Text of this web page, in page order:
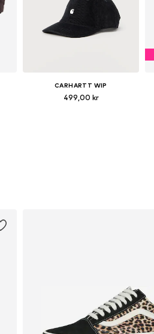
CARHARTT WIP
499,00 kr